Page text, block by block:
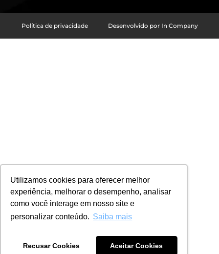
Utilizamos cookies para oferecer melhor
experiência, melhorar o desempenho, analisar
como você interage em nosso site e
personalizar conteúdo. Saiba mais
Recusar Cookies Aceitar Cookies
Política de privacidade Desenvolvido por In Company